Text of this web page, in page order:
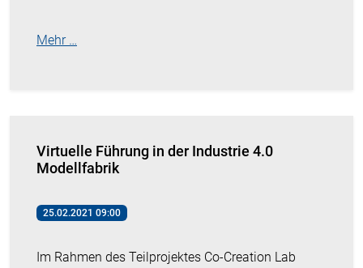
Mehr …
Virtuelle Führung in der Industrie 4.0
Modellfabrik
25.02.2021 09:00
Im Rahmen des Teilprojektes Co-Creation Lab